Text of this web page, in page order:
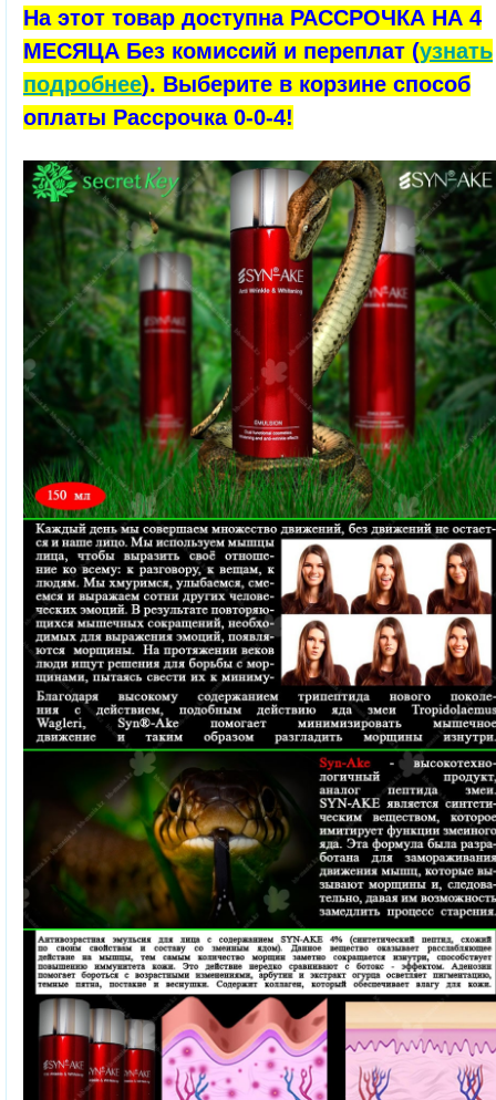
На этот товар доступна РАССРОЧКА НА 4
МЕСЯЦА Без комиссий и переплат (узнать
подробнее). Выберите в корзине способ
оплаты Рассрочка 0-0-4!